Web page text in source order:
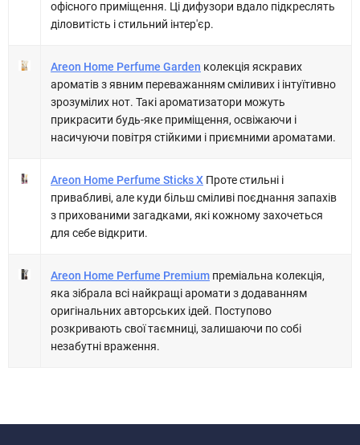
офісного приміщення. Ці дифузори вдало підкреслять
діловитість і стильний інтер'єр.
Areon Home Perfume Garden колекція яскравих
ароматів з явним переважанням сміливих і інтуїтивно
зрозумілих нот. Такі ароматизатори можуть
прикрасити будь-яке приміщення, освіжаючи і
насичуючи повітря стійкими і приємними ароматами.
Areon Home Perfume Sticks X Проте стильні і
привабливі, але куди більш сміливі поєднання запахів
з прихованими загадками, які кожному захочеться
для себе відкрити.
Areon Home Perfume Premium преміальна колекція,
яка зібрала всі найкращі аромати з додаванням
оригінальних авторських ідей. Поступово
розкривають свої таємниці, залишаючи по собі
незабутні враження.